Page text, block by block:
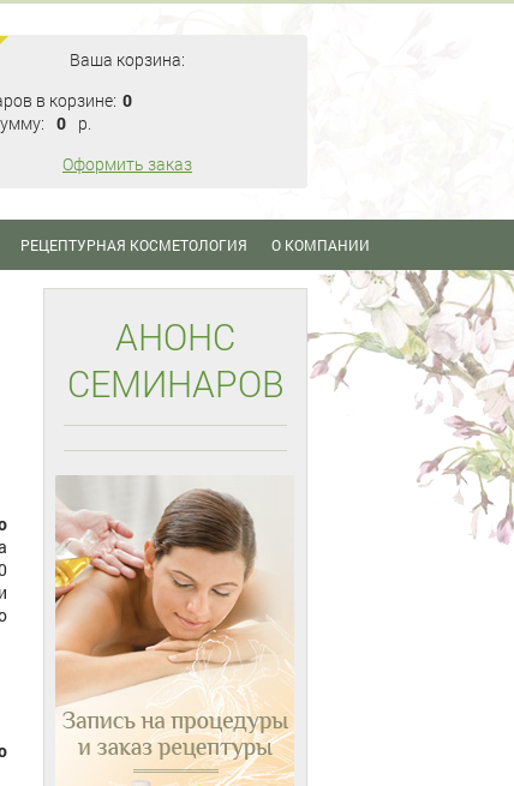
Ваша корзина:
в корзине: 0
0 p.
Оформить заказ
РЕЦЕПТУРНАЯ КОСМЕТОЛОГИЯ О КОМПАНИИ
АНОНС
СЕМИНАРОВ